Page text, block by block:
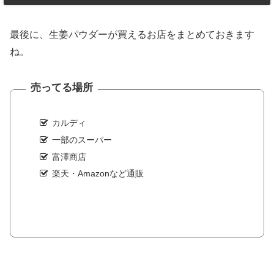
最後に、生姜パウダーが買えるお店をまとめておきます
ね。
売ってる場所
カルディ
一部のスーパー
富澤商店
楽天・Amazonなど通販